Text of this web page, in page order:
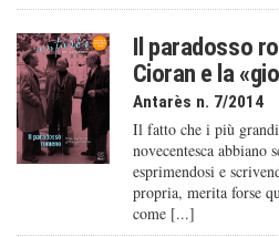
Il paradosso
Cioran e la
Antarès n. 7/2014
Il fatto che i più
novecentesca abbiano
esprimendosi e
propria, merita forse
come [...]